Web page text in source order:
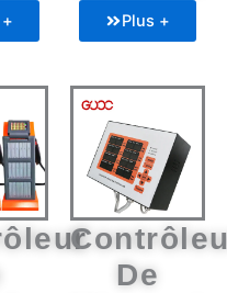
Plus +
De